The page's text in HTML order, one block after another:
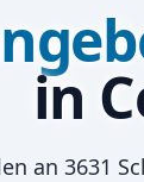
in
an 3631